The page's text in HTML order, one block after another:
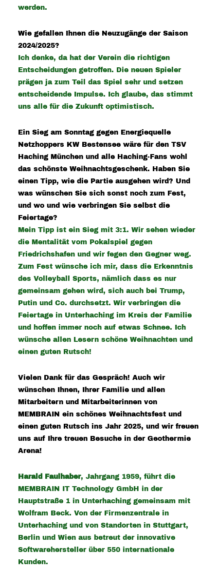
werden.
Wie gefallen Ihnen die Neuzugänge der Saison
2024/2025?
Ich denke, da hat der Verein die richtigen
Entscheidungen getroffen. Die neuen Spieler
prägen ja zum Teil das Spiel sehr und setzen
entscheidende Impulse. Ich glaube, das stimmt
uns alle für die Zukunft optimistisch.
Ein Sieg am Sonntag gegen Energiequelle
Netzhoppers KW Bestensee wäre für den TSV
Haching München und alle Haching-Fans wohl
das schönste Weihnachtsgeschenk. Haben Sie
einen Tipp, wie die Partie ausgehen wird? Und
was wünschen Sie sich sonst noch zum Fest,
und wo und wie verbringen Sie selbst die
Feiertage?
Mein Tipp ist ein Sieg mit 3:1. Wir sehen wieder
die Mentalität vom Pokalspiel gegen
Friedrichshafen und wir fegen den Gegner weg.
Zum Fest wünsche ich mir, dass die Erkenntnis
des Volleyball Sports, nämlich dass es nur
gemeinsam gehen wird, sich auch bei Trump,
Putin und Co. durchsetzt. Wir verbringen die
Feiertage in Unterhaching im Kreis der Familie
und hoffen immer noch auf etwas Schnee. Ich
wünsche allen Lesern schöne Weihnachten und
einen guten Rutsch!
Vielen Dank für das Gespräch! Auch wir
wünschen Ihnen, Ihrer Familie und allen
Mitarbeitern und Mitarbeiterinnen von
MEMBRAIN ein schönes Weihnachtsfest und
einen guten Rutsch ins Jahr 2025, und wir freuen
uns auf Ihre treuen Besuche in der Geothermie
Arena!
Harald Faulhaber, Jahrgang 1959, führt die
MEMBRAIN IT Technology GmbH in der
Hauptstraße 1 in Unterhaching gemeinsam mit
Wolfram Beck. Von der Firmenzentrale in
Unterhaching und von Standorten in Stuttgart,
Berlin und Wien aus betreut der innovative
Softwarehersteller über 550 internationale
Kunden.